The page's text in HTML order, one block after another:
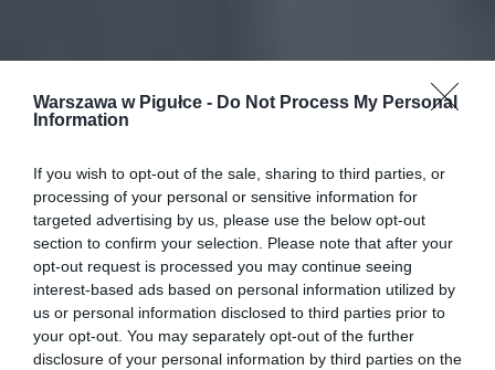
Warszawa w Pigułce - Do Not Process My Personal
Information
If you wish to opt-out of the sale, sharing to third parties, or
processing of your personal or sensitive information for
targeted advertising by us, please use the below opt-out
section to confirm your selection. Please note that after your
opt-out request is processed you may continue seeing
interest-based ads based on personal information utilized by
us or personal information disclosed to third parties prior to
your opt-out. You may separately opt-out of the further
disclosure of your personal information by third parties on the